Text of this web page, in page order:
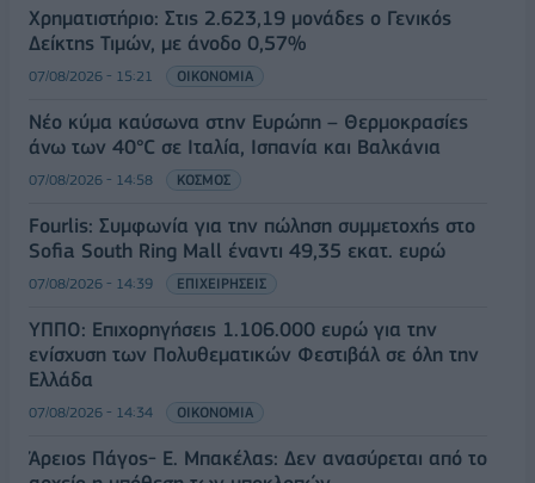
Χρηματιστήριο: Στις 2.623,19 μονάδες ο Γενικός
Δείκτης Τιμών, με άνοδο 0,57%
07/08/2026 - 15:21 ΟΙΚΟΝΟΜΙΑ
Νέο κύμα καύσωνα στην Ευρώπη – Θερμοκρασίες
άνω των 40°C σε Ιταλία, Ισπανία και Βαλκάνια
07/08/2026 - 14:58 ΚΟΣΜΟΣ
Fourlis: Συμφωνία για την πώληση συμμετοχής στο
Sofia South Ring Mall έναντι 49,35 εκατ. ευρώ
07/08/2026 - 14:39 ΕΠΙΧΕΙΡΗΣΕΙΣ
ΥΠΠΟ: Επιχορηγήσεις 1.106.000 ευρώ για την
ενίσχυση των Πολυθεματικών Φεστιβάλ σε όλη την
Ελλάδα
07/08/2026 - 14:34 ΟΙΚΟΝΟΜΙΑ
Άρειος Πάγος- Ε. Μπακέλας: Δεν ανασύρεται από το